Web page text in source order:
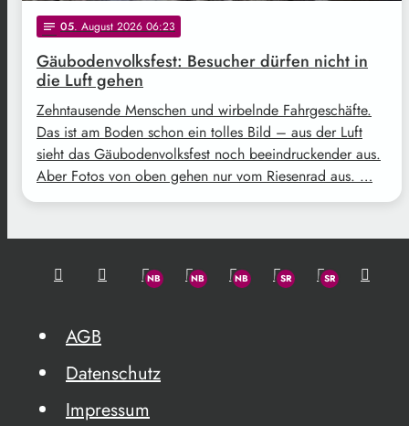
notes 05. August 2026 06:23
Gäubodenvolksfest: Besucher dürfen nicht in
die Luft gehen
Zehntausende Menschen und wirbelnde Fahrgeschäfte.
Das ist am Boden schon ein tolles Bild – aus der Luft
sieht das Gäubodenvolksfest noch beeindruckender aus.
Aber Fotos von oben gehen nur vom Riesenrad aus. …
AGB
Datenschutz
Impressum